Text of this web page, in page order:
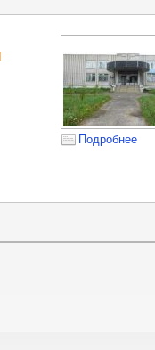
Подробнее